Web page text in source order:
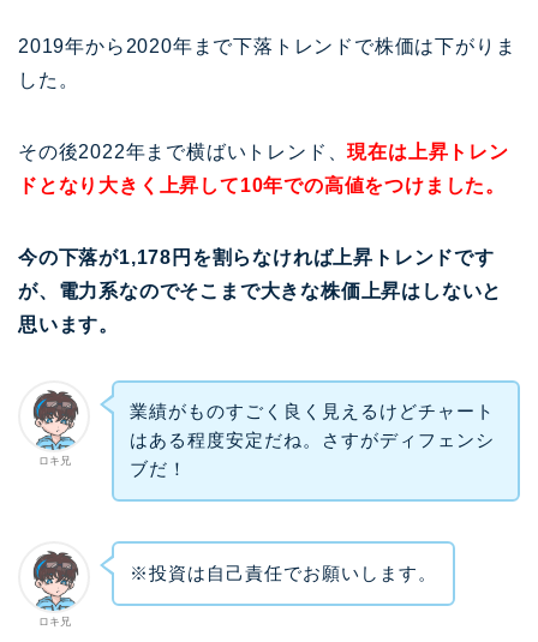
2019年から2020年まで下落トレンドで株価は下がりま
した。
その後2022年まで横ばいトレンド、現在は上昇トレン
ドとなり大きく上昇して10年での高値をつけました。
今の下落が1,178円を割らなければ上昇トレンドです
が、電力系なのでそこまで大きな株価上昇はしないと
思います。
ロキ兄
業績がものすごく良く見えるけどチャート
はある程度安定だね。さすがディフェンシ
ブだ！
ロキ兄
※投資は自己責任でお願いします。